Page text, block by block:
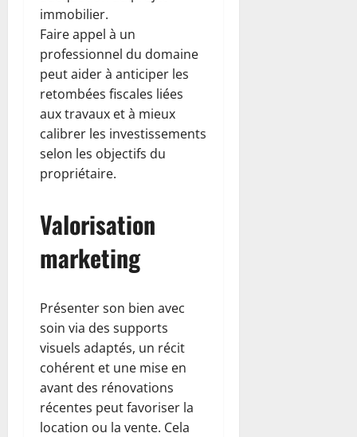
immobilier.
Faire appel à un
professionnel du domaine
peut aider à anticiper les
retombées fiscales liées
aux travaux et à mieux
calibrer les investissements
selon les objectifs du
propriétaire.
Valorisation
marketing
Présenter son bien avec
soin via des supports
visuels adaptés, un récit
cohérent et une mise en
avant des rénovations
récentes peut favoriser la
location ou la vente. Cela